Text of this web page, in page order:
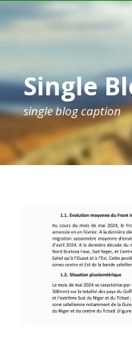
Single
single blog caption